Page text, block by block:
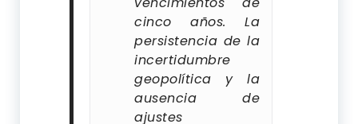
cinco años. La
persistencia de la
incertidumbre
geopolítica y la
ausencia de
ajustes